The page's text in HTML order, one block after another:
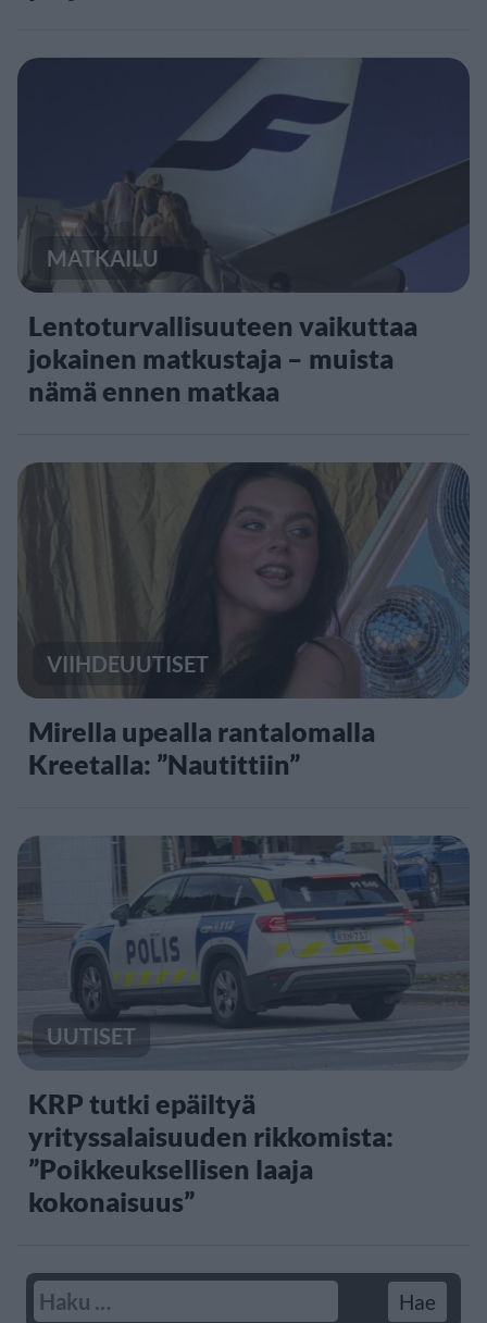
MATKAILU
Lentoturvallisuuteen vaikuttaa
jokainen matkustaja – muista
nämä ennen matkaa
VIIHDEUUTISET
Mirella upealla rantalomalla
Kreetalla: ”Nautittiin”
UUTISET
KRP tutki epäiltyä
yrityssalaisuuden rikkomista:
”Poikkeuksellisen laaja
kokonaisuus”